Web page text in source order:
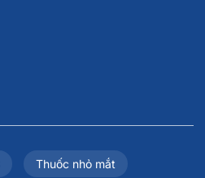
Thuốc nhỏ mắt